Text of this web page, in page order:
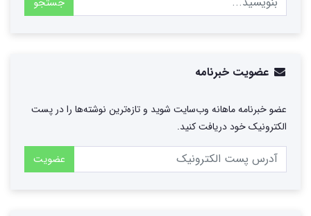
عضویت خبرنامه
عضو خبرنامه ماهانه وب‌سایت شوید و تازه‌ترین نوشته‌ها را در پست
الکترونیک خود دریافت کنید.
عضویت